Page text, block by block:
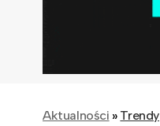
Aktualności » Trendy